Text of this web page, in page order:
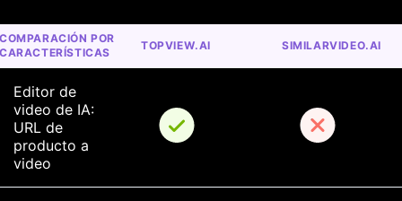
COMPARACIÓN POR
CARACTERÍSTICAS
TOPVIEW.AI SIMILARVIDEO.AI
Editor de
video de IA:
URL de
producto a
video